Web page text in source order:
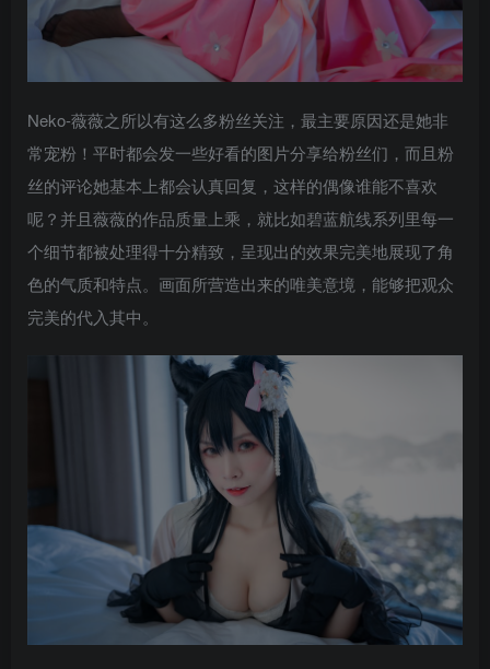
Neko-薇薇之所以有这么多粉丝关注，最主要原因还是她非
常宠粉！平时都会发一些好看的图片分享给粉丝们，而且粉
丝的评论她基本上都会认真回复，这样的偶像谁能不喜欢
呢？并且薇薇的作品质量上乘，就比如碧蓝航线系列里每一
个细节都被处理得十分精致，呈现出的效果完美地展现了角
色的气质和特点。画面所营造出来的唯美意境，能够把观众
完美的代入其中。